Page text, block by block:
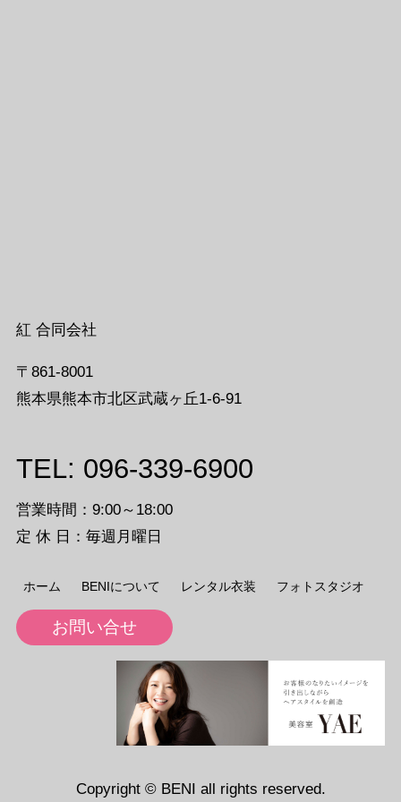
紅 合同会社
〒861-8001
熊本県熊本市北区武蔵ヶ丘1-6-91
TEL: 096-339-6900
営業時間：9:00～18:00
定 休 日：毎週月曜日
ホーム BENIについて レンタル衣装 フォトスタジオ
お問い合せ
Copyright © BENI all rights reserved.